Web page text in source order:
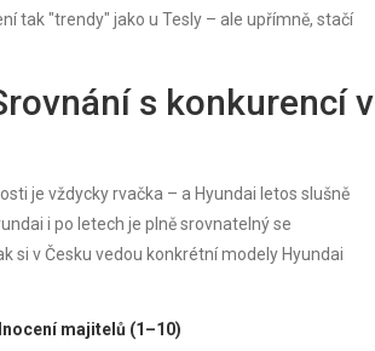
tak "trendy" jako u Tesly – ale upřímně, stačí
s konkurencí v
je vždycky rvačka – a Hyundai letos slušně
i po letech je plně srovnatelný se
si v Česku vedou konkrétní modely Hyundai
majitelů (1–10)